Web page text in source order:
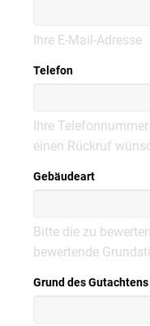
Ihre E-Mail-Adresse
Telefon
Ihre
einen Rückruf
Gebäudeart
Bitte die zu
bewertende
Grund des Gutachtens